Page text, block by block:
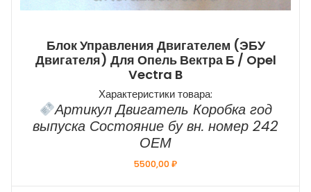
Блок Управления Двигателем (ЭБУ
Двигателя) Для Опель Вектра Б / Opel
Vectra B
Характеристики товара:
Артикул Двигатель Коробка год
выпуска Состояние бу вн. номер 242
ОЕМ
5500,00₽